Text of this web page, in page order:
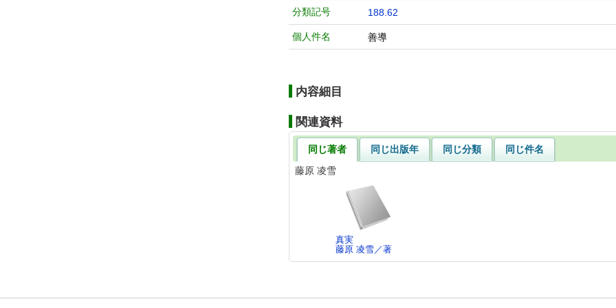
分類記号 188.62
個人件名 善導
内容細目
関連資料
同じ著者 同じ出版年 同じ分類
同じ件名
藤原 凌雪
真実
藤原 凌雪／著